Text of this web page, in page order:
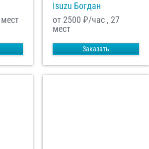
Isuzu Богдан
от 2500 ₽/час , 27
мест
Заказать